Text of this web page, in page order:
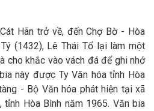
Hãn trở về, đến Chợ Bờ - Hòa
(1432), Lê Thái Tổ lại làm một
cho khắc vào vách đá để ghi nhớ
này được Ty Văn hóa tỉnh Hòa
- Bộ Văn hóa phát hiện tại xã
tỉnh Hòa Bình năm 1965. Văn bia